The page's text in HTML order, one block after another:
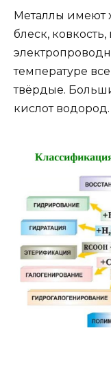
Металлы имеют
блеск,
температуре
твёрдые.
кислот водород.